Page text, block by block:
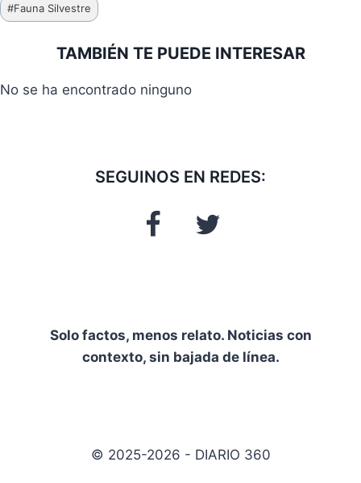
de
#Fauna Silvestre
TAMBIÉN TE PUEDE INTERESAR
No se ha encontrado ninguno
SEGUINOS EN REDES:
Solo factos, menos relato. Noticias con
contexto, sin bajada de línea.
© 2025-2026 - DIARIO 360